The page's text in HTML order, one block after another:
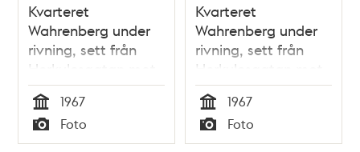
Kvarteret
Wahrenberg under
rivning, sett från
Herkulesgatan mot
Vattugatan. Klara
kyrkas torn i fonden
Tid
1967
Typ
Foto
Kvarteret
Wahrenberg under
rivning, sett från
Herkulesgatan mot
Vattugatan. Klara
kyrkas torn i fonden
Tid
1967
Typ
Foto